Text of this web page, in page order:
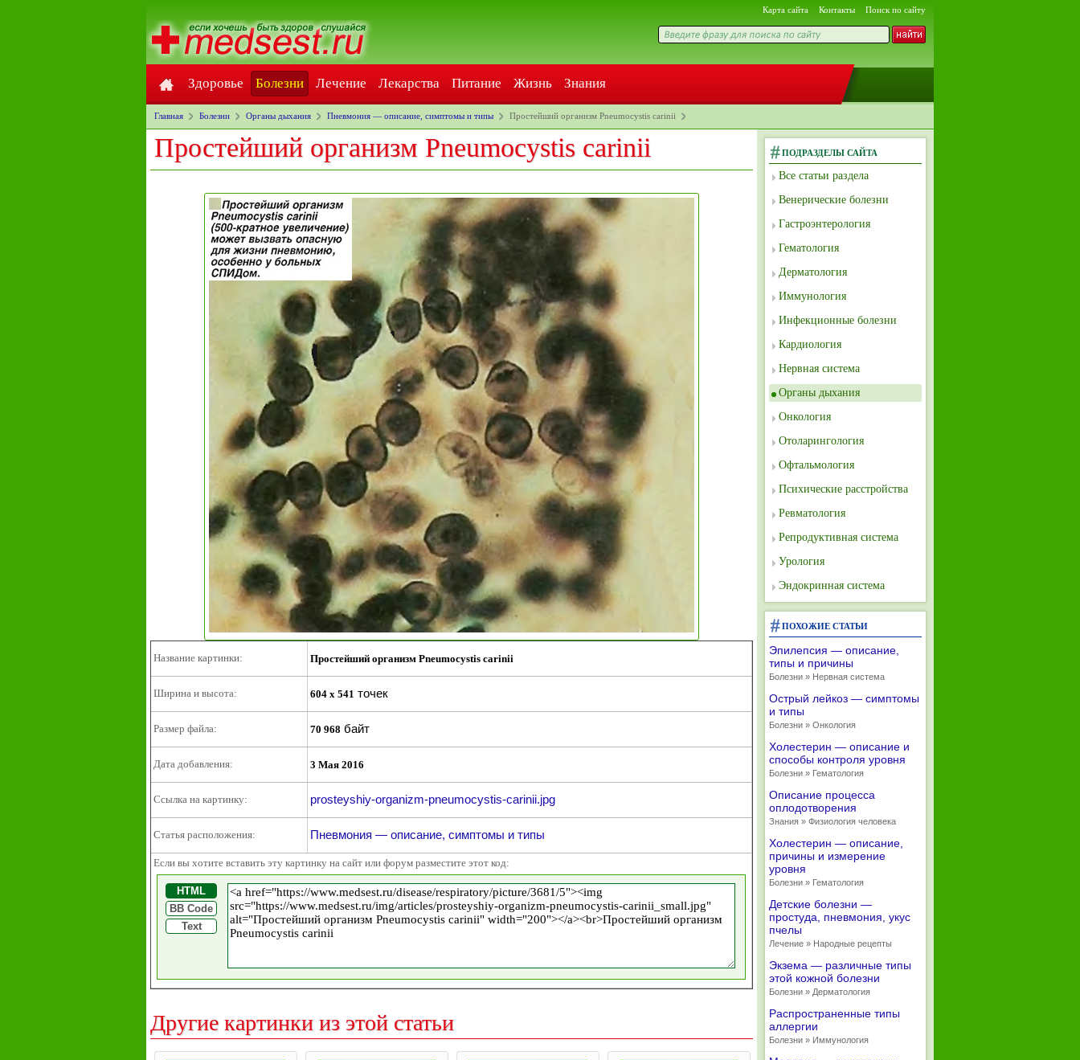
Карта сайта Контакты Поиск по сайту
Здоровье Болезни Лечение Лекарства Питание Жизнь Знания
Главная Болезни Органы дыхания Пневмония — описание, симптомы и типы Простейший организм Pneumocystis carinii
Простейший организм Pneumocystis carinii
Название картинки: Простейший организм Pneumocystis carinii
Ширина и высота: 604 x 541 точек
Размер файла: 70 968 байт
Дата добавления: 3 Мая 2016
Ссылка на картинку: prosteyshiy-organizm-pneumocystis-carinii.jpg
Статья расположения: Пневмония — описание, симптомы и типы
Если вы хотите вставить эту картинку на сайт или форум разместите этот код:
HTML
BB Code
Text
Другие картинки из этой статьи
ПОДРАЗДЕЛЫ САЙТА
Все статьи раздела
Венерические болезни
Гастроэнтерология
Гематология
Дерматология
Иммунология
Инфекционные болезни
Кардиология
Нервная система
Органы дыхания
Онкология
Отоларингология
Офтальмология
Психические расстройства
Ревматология
Репродуктивная система
Урология
Эндокринная система
ПОХОЖИЕ СТАТЬИ
Эпилепсия — описание,
типы и причины
Болезни » Нервная система
Острый лейкоз — симптомы
и типы
Болезни » Онкология
Холестерин — описание и
способы контроля уровня
Болезни » Гематология
Описание процесса
оплодотворения
Знания » Физиология человека
Холестерин — описание,
причины и измерение
уровня
Болезни » Гематология
Детские болезни —
простуда, пневмония, укус
пчелы
Лечение » Народные рецепты
Экзема — различные типы
этой кожной болезни
Болезни » Дерматология
Распространенные типы
аллергии
Болезни » Иммунология